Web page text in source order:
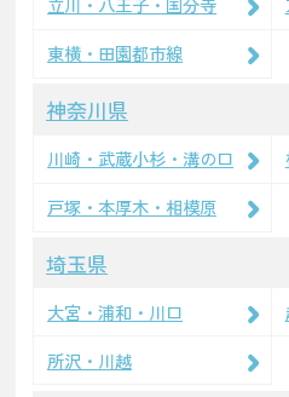
東横・田園都市線
神奈川県
川崎・武蔵小杉・溝の口
戸塚・本厚木・相模原
埼玉県
大宮・浦和・川口
所沢・川越